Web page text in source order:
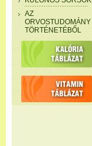
AZ
ORVOSTUDOMÁNY
TÖRTÉNETÉBŐL